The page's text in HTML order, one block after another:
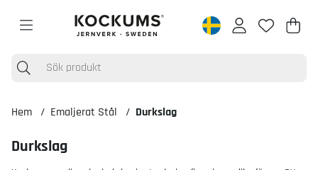
.
Hem Emaljerat Stål Durkslag
Durkslag